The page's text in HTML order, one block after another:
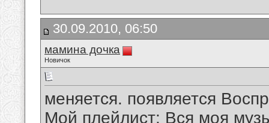
30.09.2010, 06:50
мамина дочка
Новичок
меняется. появляется
Мой плейлист: Вся моя